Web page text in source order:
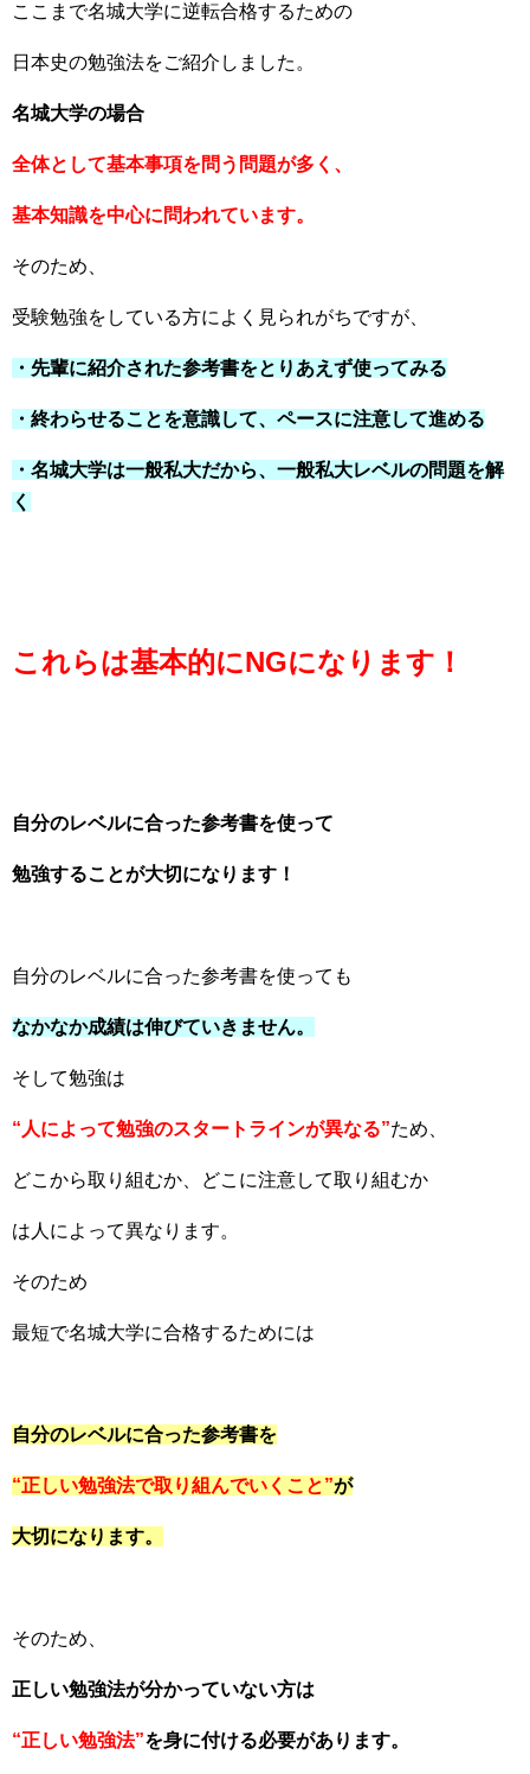
ここまで名城大学に逆転合格するための
日本史の勉強法をご紹介しました。
名城大学の場合
全体として基本事項を問う問題が多く、
基本知識を中心に問われています。
そのため、
受験勉強をしている方によく見られがちですが、
・先輩に紹介された参考書をとりあえず使ってみる
・終わらせることを意識して、ペースに注意して進める
・名城大学は一般私大だから、一般私大レベルの問題を解
く
これらは基本的にNGになります！
自分のレベルに合った参考書を使って
勉強することが大切になります！
自分のレベルに合った参考書を使っても
なかなか成績は伸びていきません。
そして勉強は
“人によって勉強のスタートラインが異なる”ため、
どこから取り組むか、どこに注意して取り組むか
は人によって異なります。
そのため
最短で名城大学に合格するためには
自分のレベルに合った参考書を
“正しい勉強法で取り組んでいくこと”が
大切になります。
そのため、
正しい勉強法が分かっていない方は
“正しい勉強法”を身に付ける必要があります。